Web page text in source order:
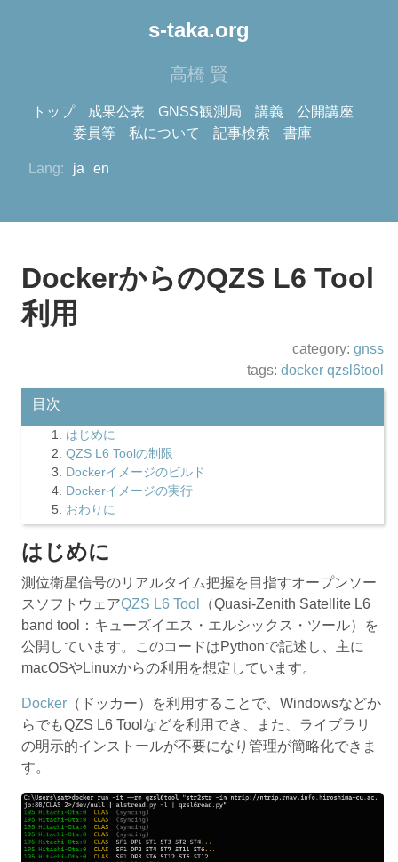
s-taka.org
高橋 賢
トップ 成果公表 GNSS観測局 講義
公開講座
委員等
私について 記事検索 書庫
Lang: ja en
DockerからのQZS L6 Tool
利用
category: gnss
tags: docker qzsl6tool
目次
はじめに
QZS L6 Toolの制限
Dockerイメージのビルド
Dockerイメージの実行
おわりに
はじめに
測位衛星信号のリアルタイム把握を目指すオープンソー
スソフトウェアQZS L6 Tool
（Quasi-Zenith Satellite L6
band tool：キューズイエス・エルシックス・ツール）を
公開しています。このコードはPythonで記述し、主に
macOSやLinuxからの利用を想定しています。
Docker （ドッカー）を利用することで、Windowsなどか
らでもQZS L6 Toolなどを利用でき、また、ライブラリ
の明示的インストールが不要になり管理が簡略化できま
す。